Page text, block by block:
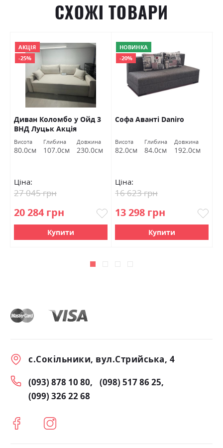
СХОЖІ ТОВАРИ
АКЦІЯ
-25%
Диван Коломбо у Ойд 3
ВНД Луцьк Акція
Висота
80.0см
Глибина
107.0см
Довжина
230.0см
Ціна:
20 284 грн
27 045 грн
Купити
НОВИНКА
-20%
Софа Аванті Daniro
Висота
82.0см
Глибина
84.0см
Довжина
192.0см
Ціна:
13 298 грн
16 623 грн
Купити
с.Сокільники, вул.Стрийська, 4
(093) 878 10 80
(098) 517 86 25
(099) 326 22 68